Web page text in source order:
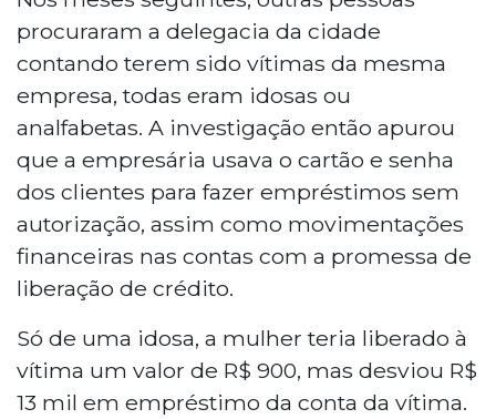
procuraram a delegacia da cidade
contando terem sido vítimas da mesma
empresa, todas eram idosas ou
analfabetas. A investigação então apurou
que a empresária usava o cartão e senha
dos clientes para fazer empréstimos sem
autorização, assim como movimentações
financeiras nas contas com a promessa de
liberação de crédito.
Só de uma idosa, a mulher teria liberado à
vítima um valor de R$ 900, mas desviou R$
13 mil em empréstimo da conta da vítima.